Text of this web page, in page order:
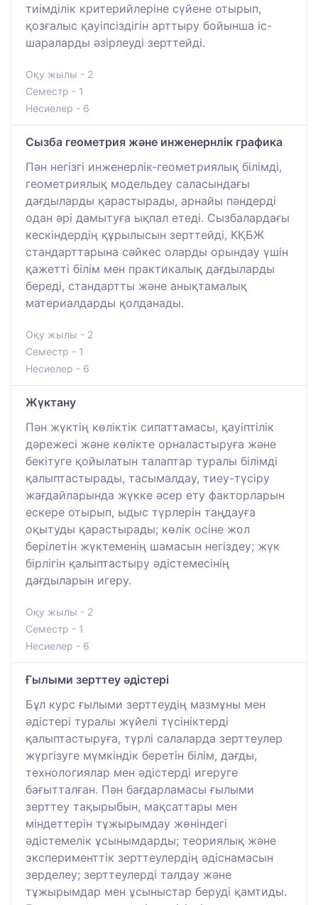
тиімділік критерийлеріне сүйене отырып,
қозғалыс қауіпсіздігін арттыру бойынша іс-
шараларды әзірлеуді зерттейді.
Оқу жылы - 2
Семестр - 1
Несиелер - 6
Сызба геометрия және инженернлік графика
Пән негізгі инженерлік-геометриялық білімді,
геометриялық модельдеу саласындағы
дағдыларды қарастырады, арнайы пәндерді
одан әрі дамытуға ықпал етеді. Сызбалардағы
кескіндердің құрылысын зерттейді, КҚБЖ
стандарттарына сәйкес оларды орындау үшін
қажетті білім мен практикалық дағдыларды
береді, стандартты және анықтамалық
материалдарды қолданады.
Оқу жылы - 2
Семестр - 1
Несиелер - 6
Жүктану
Пән жүктің көліктік сипаттамасы, қауіптілік
дәрежесі және көлікте орналастыруға және
бекітуге қойылатын талаптар туралы білімді
қалыптастырады, тасымалдау, тиеу-түсіру
жағдайларында жүкке әсер ету факторларын
ескере отырып, ыдыс түрлерін таңдауға
оқытуды қарастырады; көлік осіне жол
берілетін жүктеменің шамасын негіздеу; жүк
бірлігін қалыптастыру әдістемесінің
дағдыларын игеру.
Оқу жылы - 2
Семестр - 1
Несиелер - 6
Ғылыми зерттеу әдістері
Бұл курс ғылыми зерттеудің мазмұны мен
әдістері туралы жүйелі түсініктерді
қалыптастыруға, түрлі салаларда зерттеулер
жүргізуге мүмкіндік беретін білім, дағды,
технологиялар мен әдістерді игеруге
бағытталған. Пән бағдарламасы ғылыми
зерттеу тақырыбын, мақсаттары мен
міндеттерін тұжырымдау жөніндегі
әдістемелік ұсынымдарды; теориялық және
эксперименттік зерттеулердің әдіснамасын
зерделеу; зерттеулерді талдау және
тұжырымдар мен ұсыныстар беруді қамтиды.